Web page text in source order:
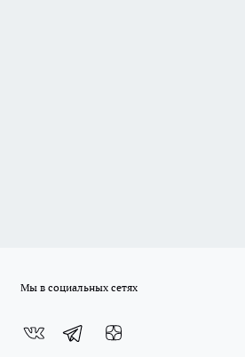
Мы в социальных сетях